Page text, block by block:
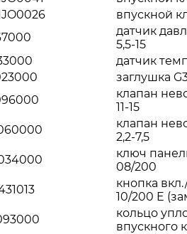
впускной
датчик
5,5-15
датчик
заглушка
клапан
11-15
клапан
2,2-7,5
ключ
08/200
кнопка
10/200 E
кольцо
впускного